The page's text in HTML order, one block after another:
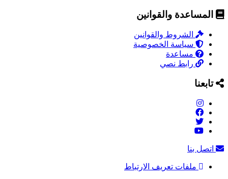
المساعدة والقوانين
الشروط والقوانين
سياسة الخصوصية
مساعدة
رابط نصي
تابعنا
اتصل بنا
ملفات تعريف الارتباط